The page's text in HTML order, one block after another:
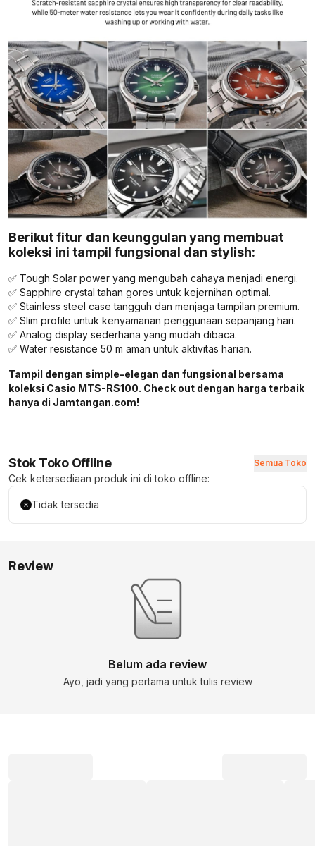
Berikut fitur dan keunggulan yang membuat
koleksi ini tampil fungsional dan stylish:
✅ Tough Solar power yang mengubah cahaya menjadi energi.
✅ Sapphire crystal tahan gores untuk kejernihan optimal.
✅ Stainless steel case tangguh dan menjaga tampilan premium.
✅ Slim profile untuk kenyamanan penggunaan sepanjang hari.
✅ Analog display sederhana yang mudah dibaca.
✅ Water resistance 50 m aman untuk aktivitas harian.
Tampil dengan simple-elegan dan fungsional bersama
koleksi Casio MTS-RS100. Check out dengan harga terbaik
hanya di Jamtangan.com!
Stok Toko Offline Semua Toko
Cek ketersediaan produk ini di toko offline:
Tidak tersedia
Review
Belum ada review
Ayo, jadi yang pertama untuk tulis review